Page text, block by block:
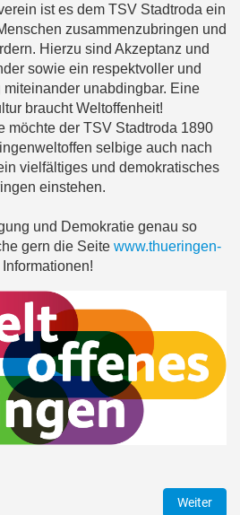
ist es dem TSV Stadtroda ein
zusammenzubringen und
Hierzu sind Akzeptanz und
sowie ein respektvoller und
unabdingbar. Eine
braucht Weltoffenheit!
möchte der TSV Stadtroda 1890
selbige auch nach
vielfältiges und demokratisches
einstehen.
und Demokratie genau so
gern die Seite www.thueringen-
auf das 44. Vereinsfest des TSV
Nächster
Weiter